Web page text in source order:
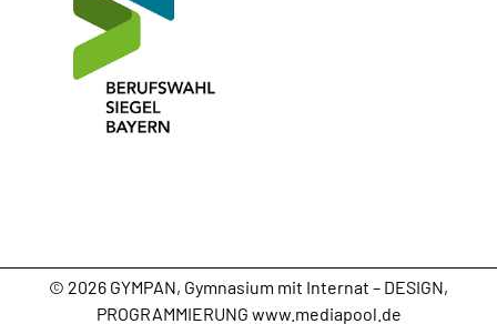
ÜBERTRITT
TV -
YOUTUBE
© 2026 GYMPAN, Gymnasium mit Internat – DESIGN,
PROGRAMMIERUNG www.mediapool.de